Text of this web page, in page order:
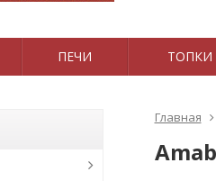
ПЕЧИ ТОПКИ
Главная